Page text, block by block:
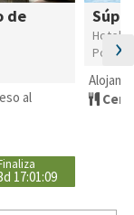
de
al
17:01:08
Hotel
›